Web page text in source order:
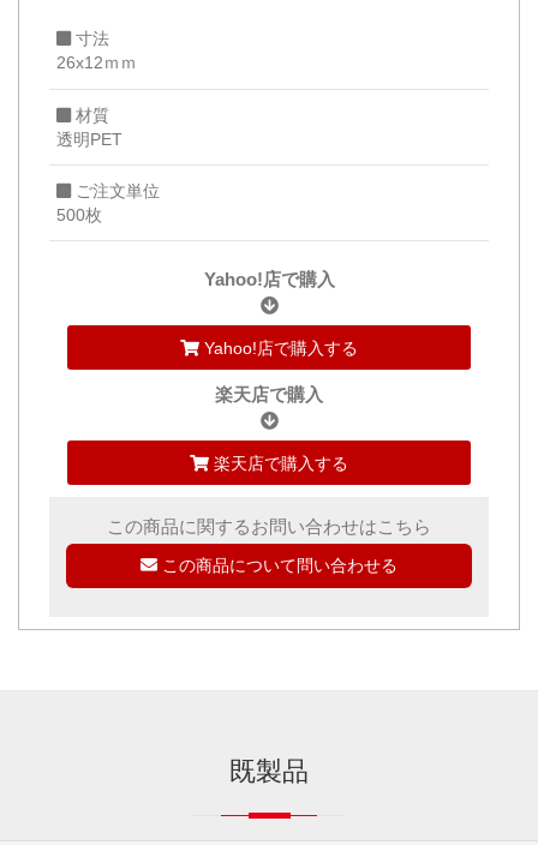
寸法
26x12ｍｍ
材質
透明PET
ご注文単位
500枚
Yahoo!店で購入
Yahoo!店で購入する
楽天店で購入
楽天店で購入する
この商品に関するお問い合わせはこちら
この商品について問い合わせる
既製品